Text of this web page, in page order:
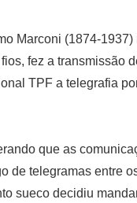
Marconi (1874-
fez a transmissão
TPF a telegrafia
que as
de telegramas entre
sueco decidiu